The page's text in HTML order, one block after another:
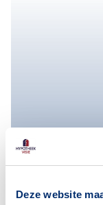
Deze website